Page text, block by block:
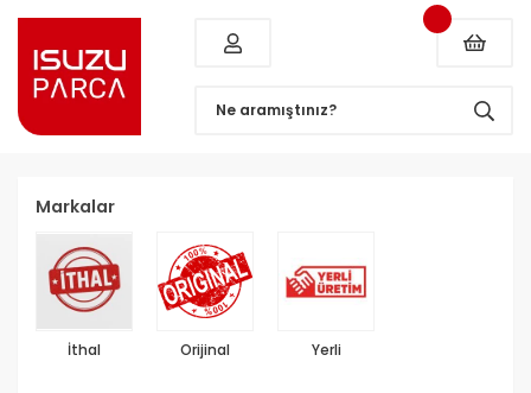
Markalar
İthal Orijinal Yerli